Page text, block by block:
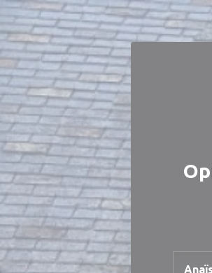
Personalización de sus opciones de cookies